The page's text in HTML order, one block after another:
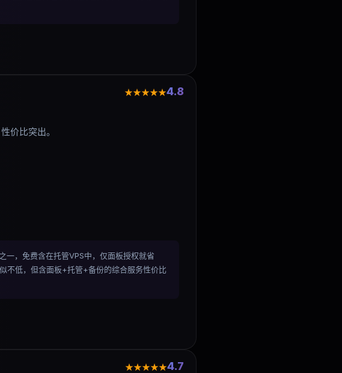
★★★★★4.8
价比突出。
，免费含在托管VPS中，仅面板授权就省
不低，但含面板+托管+备份的综合服务性价比
★★★★★4.7